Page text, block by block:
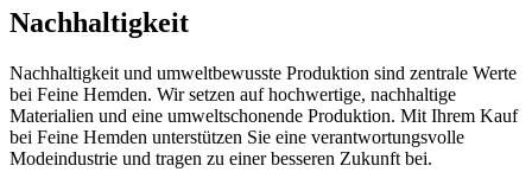
Nachhaltigkeit
Nachhaltigkeit und umweltbewusste Produktion sind zentrale Werte
bei Feine Hemden. Wir setzen auf hochwertige, nachhaltige
Materialien und eine umweltschonende Produktion. Mit Ihrem Kauf
bei Feine Hemden unterstützen Sie eine verantwortungsvolle
Modeindustrie und tragen zu einer besseren Zukunft bei.